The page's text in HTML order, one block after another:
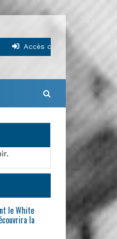
Accès clubs
le White
la